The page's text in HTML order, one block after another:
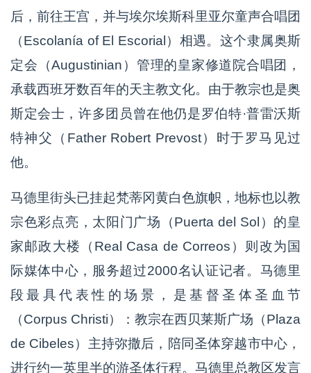
后，前往王宫，并与埃尔埃斯科里亚尔童声合唱团
（Escolanía of El Escorial）相遇。这个隶属奥斯
定会（Augustinian）管理的皇家修道院合唱团，
承载西班牙数百年的天主教文化。由于教宗也是奥
斯定会士，许多团员曾在他仍是罗伯特·普雷沃斯
特神父（Father Robert Prevost）时于罗马见过
他。
马德里街头已挂起梵蒂冈黄白色旗帜，地标也以教
宗色彩点亮，太阳门广场（Puerta del Sol）的皇
家邮政大楼（Real Casa de Correos）则改为国
际媒体中心，服务超过2000名认证记者。马德里
段最具代表性的场景，是基督圣体圣血节
（Corpus Christi）：教宗在西贝莱斯广场（Plaza
de Cibeles）主持弥撒后，陪同圣体穿越市中心，
进行约一英里半的游圣体行程。马德里总教区发言